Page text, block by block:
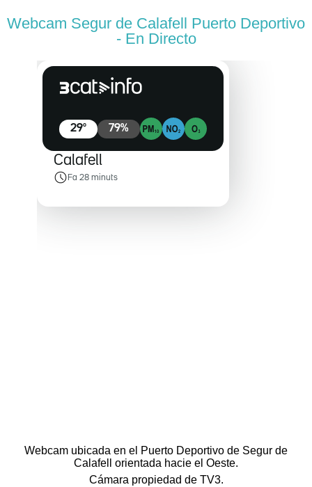
Webcam Segur de Calafell Puerto Deportivo
- En Directo
Webcam ubicada en el Puerto Deportivo de Segur de
Calafell orientada hacie el Oeste.
Cámara propiedad de TV3.